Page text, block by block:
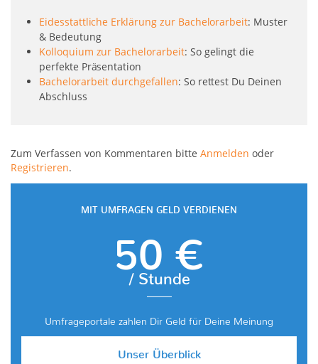
Eidesstattliche Erklärung zur Bachelorarbeit: Muster
& Bedeutung
Kolloquium zur Bachelorarbeit: So gelingt die
perfekte Präsentation
Bachelorarbeit durchgefallen: So rettest Du Deinen
Abschluss
Zum Verfassen von Kommentaren bitte Anmelden oder
Registrieren.
MIT UMFRAGEN GELD VERDIENEN
50 €
/ Stunde
Umfrageportale zahlen Dir Geld für Deine Meinung
Unser Überblick